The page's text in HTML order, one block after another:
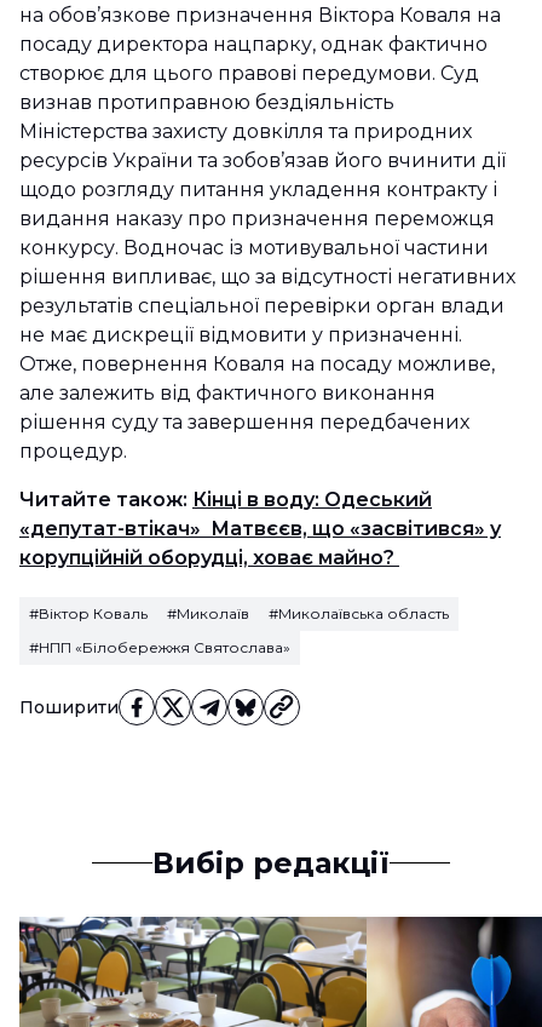
Поширити
на обов’язкове призначення Віктора Коваля на
посаду директора нацпарку, однак фактично
створює для цього правові передумови. Суд
визнав протиправною бездіяльність
Міністерства захисту довкілля та природних
ресурсів України та зобов’язав його вчинити дії
щодо розгляду питання укладення контракту і
видання наказу про призначення переможця
конкурсу. Водночас із мотивувальної частини
рішення випливає, що за відсутності негативних
результатів спеціальної перевірки орган влади
не має дискреції відмовити у призначенні.
Отже, повернення Коваля на посаду можливе,
але залежить від фактичного виконання
рішення суду та завершення передбачених
процедур.
Читайте також: Кінці в воду: Одеський
«депутат-втікач» Матвєєв, що «засвітився» у
корупційній оборудці, ховає майно?
#Віктор Коваль #Миколаїв
#Миколаївська область
#НПП «Білобережжя Святослава»
Вибір редакції